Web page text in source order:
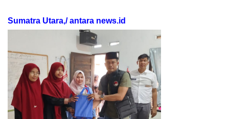
Sumatra Utara,/ antara news.id